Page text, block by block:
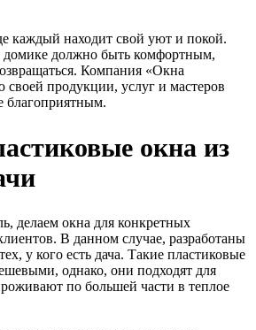
каждый находит свой уют и покой.
должно быть комфортным,
Компания «Окна
продукции, услуг и мастеров
благоприятным.
окна из
делаем окна для конкретных
В данном случае, разработаны
у кого есть дача. Такие пластиковые
однако, они подходят для
по большей части в теплое